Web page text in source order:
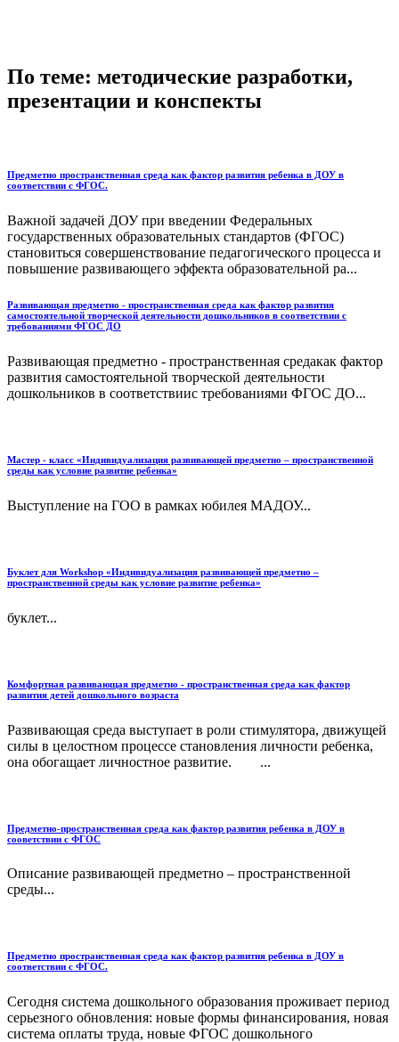
По теме: методические разработки,
презентации и конспекты
Предметно пространственная среда как фактор развития ребенка в ДОУ в
соответствии с ФГОС.
Важной задачей ДОУ при введении Федеральных
государственных образовательных стандартов (ФГОС)
становиться совершенствование педагогического процесса и
повышение развивающего эффекта образовательной ра...
Развивающая предметно - пространственная среда как фактор развития
самостоятельной творческой деятельности дошкольников в соответствии с
требованиями ФГОС ДО
Развивающая предметно - пространственная средакак фактор
развития самостоятельной творческой деятельности
дошкольников в соответствиис требованиями ФГОС ДО...
Мастер - класс «Индивидуализация развивающей предметно – пространственной
среды как условие развитие ребенка»
Выступление на ГОО в рамках юбилея МАДОУ...
Буклет для Workshop «Индивидуализация развивающей предметно –
пространственной среды как условие развитие ребенка»
буклет...
Комфортная развивающая предметно - пространственная среда как фактор
развития детей дошкольного возраста
Развивающая среда выступает в роли стимулятора, движущей
силы в целостном процессе становления личности ребенка,
она обогащает личностное развитие. ...
Предметно-пространственная среда как фактор развития ребенка в ДОУ в
сооветствии с ФГОС
Описание развивающей предметно – пространственной
среды...
Предметно пространственная среда как фактор развития ребенка в ДОУ в
соответствии с ФГОС.
Сегодня система дошкольного образования проживает период
серьезного обновления: новые формы финансирования, новая
система оплаты труда, новые ФГОС дошкольного